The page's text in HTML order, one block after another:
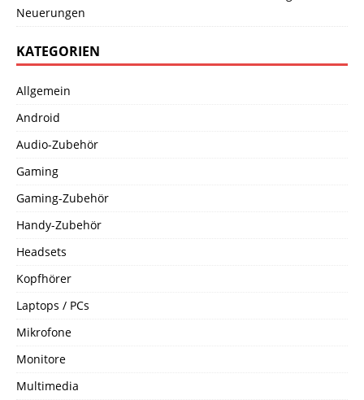
Neuerungen
KATEGORIEN
Allgemein
Android
Audio-Zubehör
Gaming
Gaming-Zubehör
Handy-Zubehör
Headsets
Kopfhörer
Laptops / PCs
Mikrofone
Monitore
Multimedia